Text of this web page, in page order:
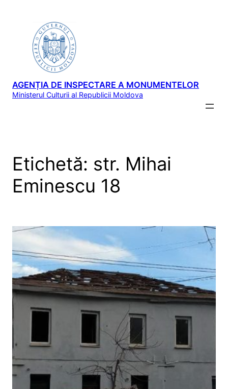
AGENȚIA DE INSPECTARE A MONUMENTELOR
Ministerul Culturii al Republicii Moldova
Etichetă: str. Mihai
Eminescu 18